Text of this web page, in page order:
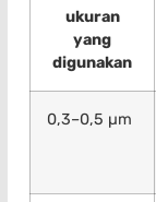
ukuran
yang
digunakan
0,3–0,5 µm